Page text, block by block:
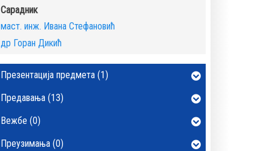
Сарадник
маст. инж. Ивана Стефановић
др Горан Дикић
Презентација предмета (1)
Предавања (13)
Вежбе (0)
Преузимања (0)